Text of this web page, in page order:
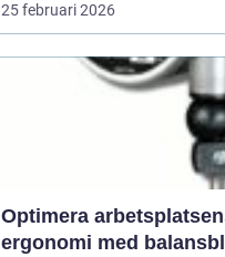
25 februari 2026
Optimera
ergonomi med